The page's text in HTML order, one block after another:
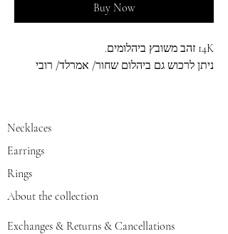
Buy Now
14K זהב משובץ ביהלומים.
ניתן לרכוש גם ביהלום שחור/ אמרלד/ רובי
Necklaces
Earrings
Rings
About the collection
Exchanges & Returns & Cancellations